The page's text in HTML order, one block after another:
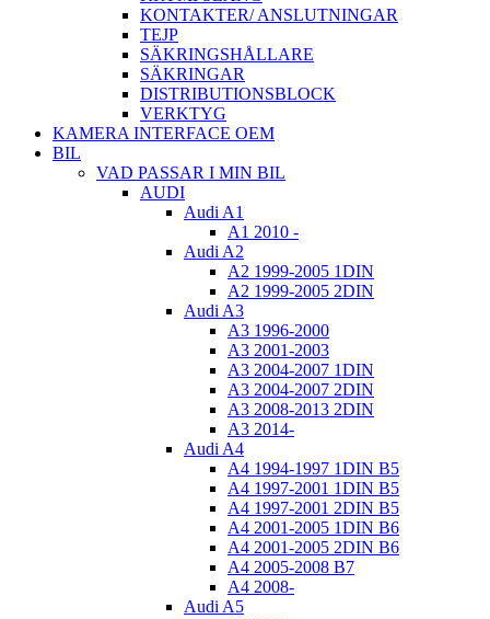
KONTAKTER/ ANSLUTNINGAR
TEJP
SÄKRINGSHÅLLARE
SÄKRINGAR
DISTRIBUTIONSBLOCK
VERKTYG
KAMERA INTERFACE OEM
BIL
VAD PASSAR I MIN BIL
AUDI
Audi A1
A1 2010 -
Audi A2
A2 1999-2005 1DIN
A2 1999-2005 2DIN
Audi A3
A3 1996-2000
A3 2001-2003
A3 2004-2007 1DIN
A3 2004-2007 2DIN
A3 2008-2013 2DIN
A3 2014-
Audi A4
A4 1994-1997 1DIN B5
A4 1997-2001 1DIN B5
A4 1997-2001 2DIN B5
A4 2001-2005 1DIN B6
A4 2001-2005 2DIN B6
A4 2005-2008 B7
A4 2008-
Audi A5